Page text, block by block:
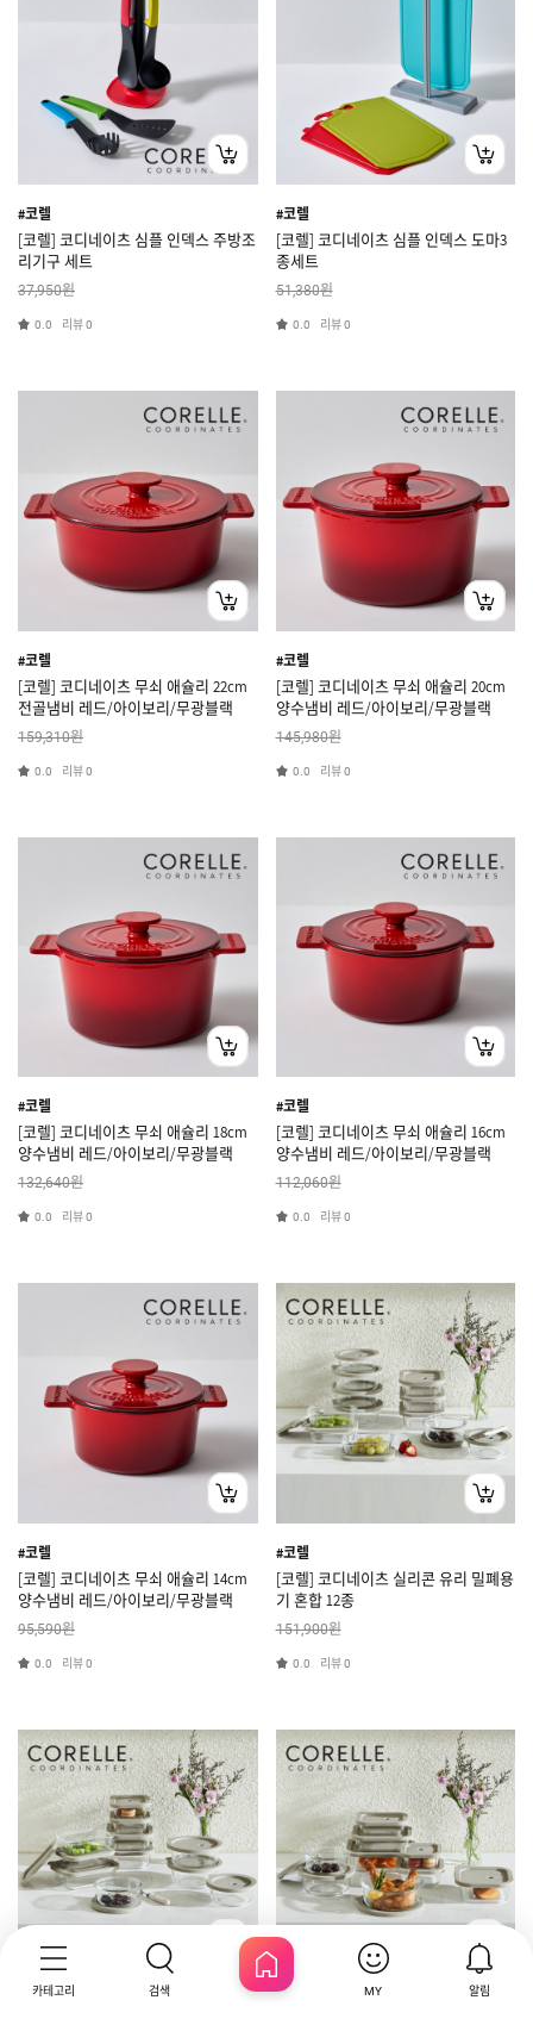
#코렐
[코렐] 코디네이츠 심플 인덱스 주방조
리기구 세트
37,950원
0.0 리뷰0
#코렐
[코렐] 코디네이츠 심플 인덱스 도마3
종세트
51,380원
0.0 리뷰0
#코렐
[코렐] 코디네이츠 무쇠 애슐리 22cm
전골냄비 레드/아이보리/무광블랙
159,310원
0.0 리뷰0
#코렐
[코렐] 코디네이츠 무쇠 애슐리 20cm
양수냄비 레드/아이보리/무광블랙
145,980원
0.0 리뷰0
#코렐
[코렐] 코디네이츠 무쇠 애슐리 18cm
양수냄비 레드/아이보리/무광블랙
132,640원
0.0 리뷰0
#코렐
[코렐] 코디네이츠 무쇠 애슐리 16cm
양수냄비 레드/아이보리/무광블랙
112,060원
0.0 리뷰0
#코렐
[코렐] 코디네이츠 무쇠 애슐리 14cm
양수냄비 레드/아이보리/무광블랙
95,590원
0.0 리뷰0
#코렐
[코렐] 코디네이츠 실리콘 유리 밀폐용
기 혼합 12종
151,900원
0.0 리뷰0
#코렐 #코렐
카테고리 검색 HOME MY 알림